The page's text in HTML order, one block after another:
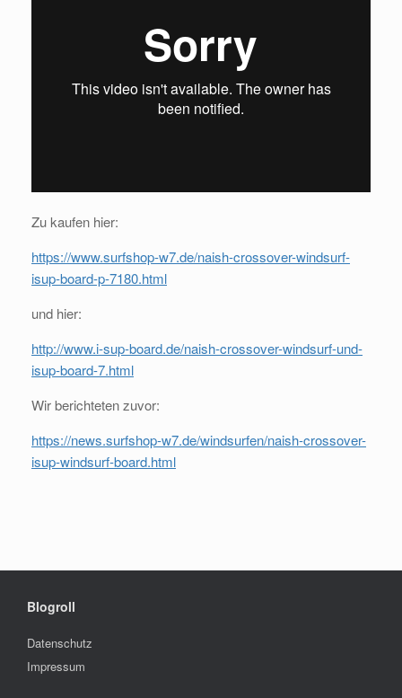
Zu kaufen hier:
https://www.surfshop-w7.de/naish-crossover-windsurf-
isup-board-p-7180.html
und hier:
http://www.i-sup-board.de/naish-crossover-windsurf-und-
isup-board-7.html
Wir berichteten zuvor:
https://news.surfshop-w7.de/windsurfen/naish-crossover-
isup-windsurf-board.html
Blogroll
Datenschutz
Impressum